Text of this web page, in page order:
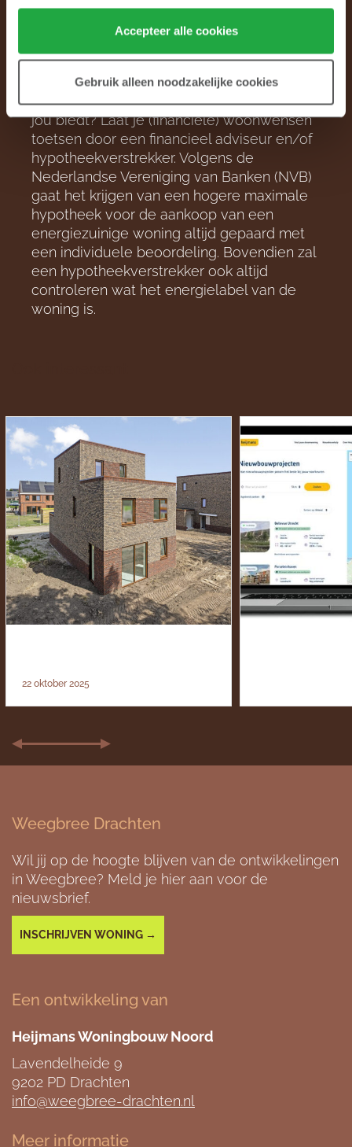
Klik hier voor meer informatie over ons cookiebeleid.
Accepteer alle cookies
Gebruik alleen noodzakelijke cookies
Vraag je hypotheekadviseur
Ben je benieuwd welke mogelijkheden dit
jou biedt? Laat je (financiële) woonwensen
toetsen door een financieel adviseur en/of
hypotheekverstrekker. Volgens de
Nederlandse Vereniging van Banken (NVB)
gaat het krijgen van een hogere maximale
hypotheek voor de aankoop van een
energiezuinige woning altijd gepaard met
een individuele beoordeling. Bovendien zal
een hypotheekverstrekker ook altijd
controleren wat het energielabel van de
woning is.
22 oktober 2025
Weegbree Drachten
Wil jij op de hoogte blijven van de ontwikkelingen
in Weegbree? Meld je hier aan voor de
nieuwsbrief.
INSCHRIJVEN WONING →
Een ontwikkeling van
Heijmans Woningbouw Noord
Lavendelheide 9
9202 PD Drachten
info@weegbree-drachten.nl
Meer informatie